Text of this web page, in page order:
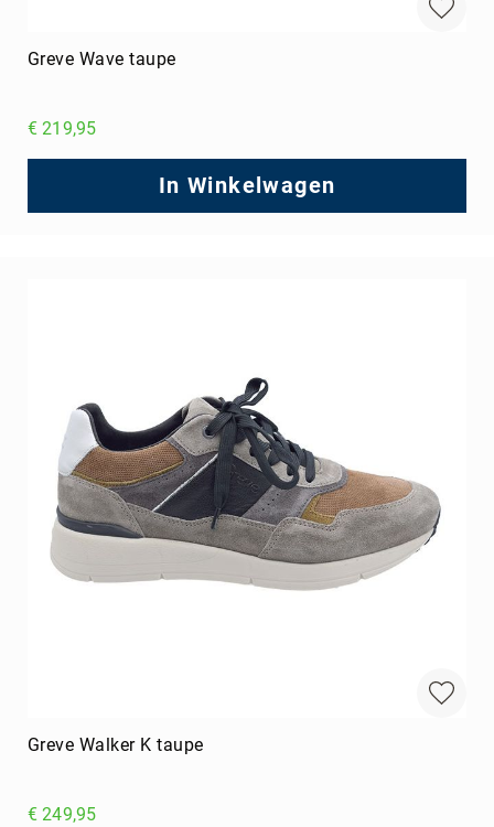
Greve Wave taupe
€ 219,95
In Winkelwagen
Greve Walker K taupe
€ 249,95